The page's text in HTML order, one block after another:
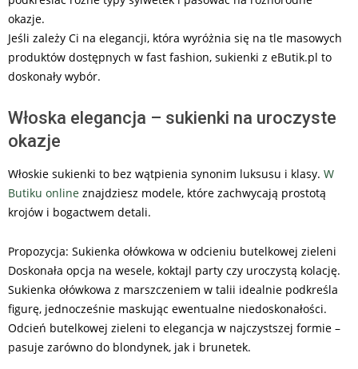
okazje.
Jeśli zależy Ci na elegancji, która wyróżnia się na tle masowych
produktów dostępnych w fast fashion, sukienki z eButik.pl to
doskonały wybór.
Włoska elegancja – sukienki na uroczyste
okazje
Włoskie sukienki to bez wątpienia synonim luksusu i klasy. W
Butiku online znajdziesz modele, które zachwycają prostotą
krojów i bogactwem detali.
Propozycja: Sukienka ołówkowa w odcieniu butelkowej zieleni
Doskonała opcja na wesele, koktajl party czy uroczystą kolację.
Sukienka ołówkowa z marszczeniem w talii idealnie podkreśla
figurę, jednocześnie maskując ewentualne niedoskonałości.
Odcień butelkowej zieleni to elegancja w najczystszej formie –
pasuje zarówno do blondynek, jak i brunetek.